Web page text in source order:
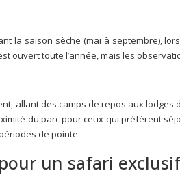
la saison sèche (mai à septembre),
ouvert toute l’année, mais les
allant des camps de repos aux
du parc pour ceux qui préfèrent
de pointe.
un safari